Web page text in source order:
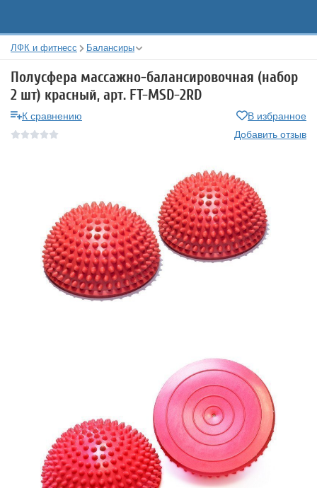
ЛФК и фитнесс Балансиры
Полусфера массажно-балансировочная (набор
2 шт) красный, арт. FT-MSD-2RD
К сравнению
В избранное
Добавить отзыв